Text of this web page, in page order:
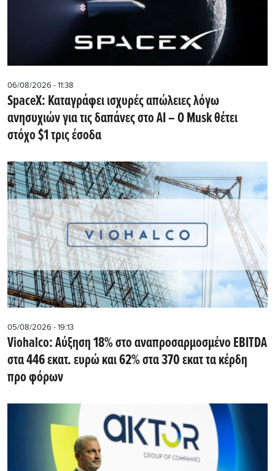
06/08/2026 - 11:38
SpaceX: Καταγράφει ισχυρές απώλειες λόγω
ανησυχιών για τις δαπάνες στο AI – Ο Musk θέτει
στόχο $1 τρις έσοδα
05/08/2026 - 19:13
Viohalco: Αύξηση 18% στο αναπροσαρμοσμένο EBITDA
στα 446 εκατ. ευρώ και 62% στα 370 εκατ τα κέρδη
προ φόρων